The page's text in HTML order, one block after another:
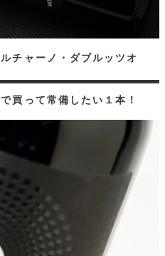
買って常備したい１本！
チャーノ・ダブルッツオ